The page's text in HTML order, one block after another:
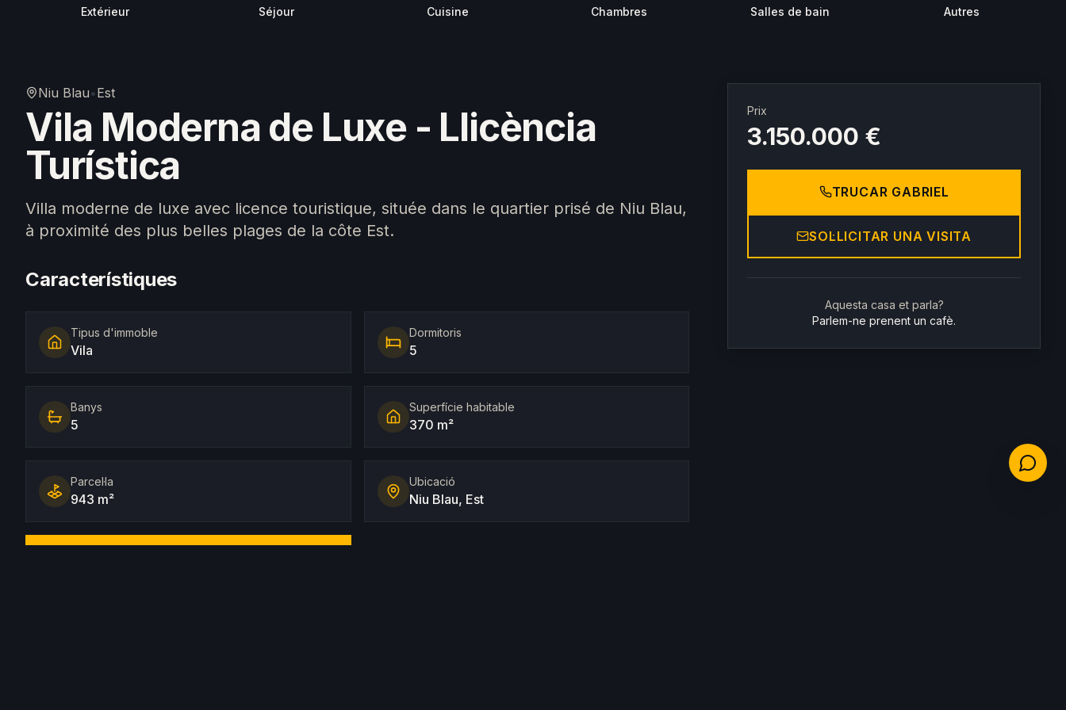
Extérieur Séjour Cuisine Chambres Salles de bain Autres
Niu Blau•Est
Vila Moderna de Luxe - Llicència
Turística
Villa moderne de luxe avec licence touristique, située dans le quartier prisé de Niu Blau,
à proximité des plus belles plages de la côte Est.
Característiques
Tipus d'immoble
Vila
Dormitoris
5
Banys
5
Superfície habitable
370 m²
Parcel·la
943 m²
Ubicació
Niu Blau, Est
Prix
3.150.000 €
TRUCAR GABRIEL
SOL·LICITAR UNA VISITA
Aquesta casa et parla?
Parlem-ne prenent un cafè.